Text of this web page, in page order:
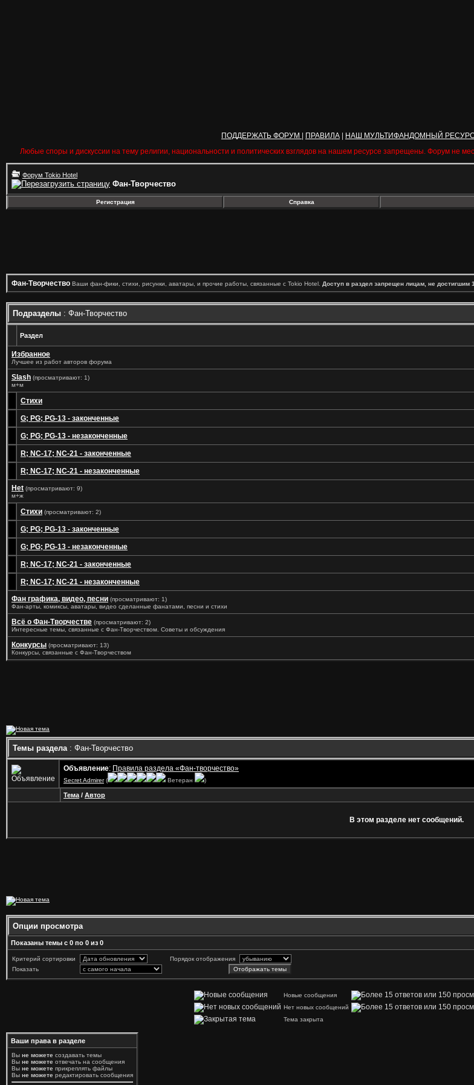
ПОДДЕРЖАТЬ ФОРУМ ПРАВИЛА
НАШ МУЛЬТИФАНДОМНЫЙ
Любые споры и дискуссии на тему религии, национальности и политических взглядов на нашем ресурсе запрещены. Форум не
Форум Tokio Hotel
Фан-Творчество
Регистрация Справка
Фан-Творчество Ваши фан-фики, стихи, рисунки, аватары, и прочие работы, связанные с Tokio Hotel. Доступ в раздел запрещен лицам, не достигшим
Подразделы : Фан-Творчество
Раздел
Избранное
Лучшее из работ авторов форума
Slash (просматривают: 1)
м+м
Стихи
G; PG; PG-13 - законченные
G; PG; PG-13 - незаконченные
R; NC-17; NC-21 - законченные
R; NC-17; NC-21 - незаконченные
Het (просматривают: 9)
м+ж
Стихи (просматривают: 2)
G; PG; PG-13 - законченные
G; PG; PG-13 - незаконченные
R; NC-17; NC-21 - законченные
R; NC-17; NC-21 - незаконченные
Фан графика, видео, песни (просматривают: 1)
Фан-арты, комиксы, аватары, видео сделанные фанатами, песни и стихи
Всё о Фан-Творчестве (просматривают: 2)
Интересные темы, связанные с Фан-Творчеством. Советы и обсуждения
Конкурсы (просматривают: 13)
Конкурсы, связанные с Фан-Творчеством
Темы раздела: Фан-Творчество
Объявление: Правила раздела «Фан-творчество»
Secret Admirer( Ветеран )
Тема / Автор
В этом разделе нет сообщений.
Опции просмотра
Показаны темы с 0 по 0 из 0
Критерий сортировки
Порядок отображения
Показать
Новые сообщения
Нет новых сообщений
Тема закрыта
Ваши права в разделе
Вы не можете создавать темы
Вы не можете отвечать на сообщения
Вы не можете прикреплять файлы
Вы не можете редактировать сообщения